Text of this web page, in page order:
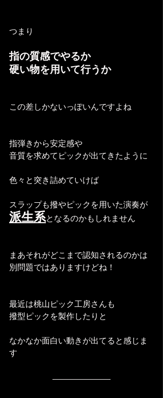
つまり
指の質感でやるか
硬い物を用いて行うか
この差しかないっぽいんですよね
指弾きから安定感や
音質を求めてピックが出てきたように
色々と突き詰めていけば
スラップも撥やピックを用いた演奏が
派生系となるのかもしれません
まあそれがどこまで認知されるのかは
別問題ではありますけどね！
最近は桃山ピック工房さんも
撥型ピックを製作したりと
なかなか面白い動きが出てると感じま
す